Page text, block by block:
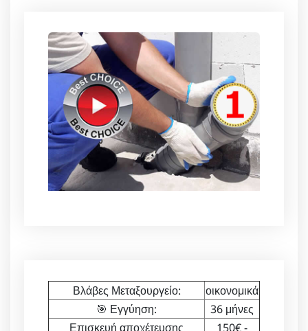
Βλάβες Μεταξουργείο:
οικονομικά
🎯 Εγγύηση:
36 μήνες
Επισκευή αποχέτευσης
150€ -